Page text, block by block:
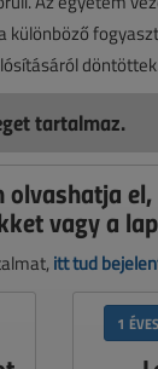
tartalmaz.
olvashatja el,
vagy a
itt tud
1